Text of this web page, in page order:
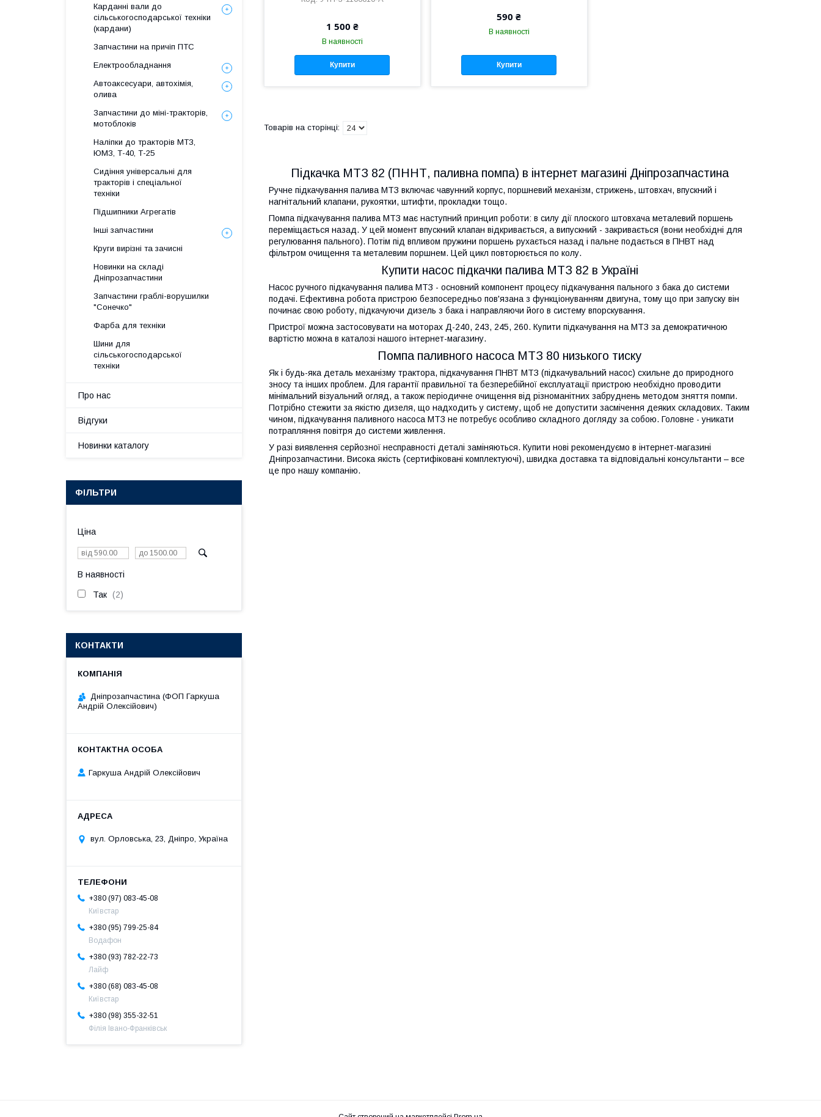
1 500 ₴
В наявності
Купити
590 ₴
В наявності
Купити
Підкачка МТЗ 82 (ПННТ, паливна помпа) в інтернет магазині Дніпрозапчастина
Ручне підкачування палива МТЗ включає чавунний корпус, поршневий механізм, стрижень, штовхач, впускний і
нагнітальний клапани, рукоятки, штифти, прокладки тощо.
Помпа підкачування палива МТЗ має наступний принцип роботи: в силу дії плоского штовхача металевий поршень
переміщається назад. У цей момент впускний клапан відкривається, а випускний - закривається (вони необхідні для
регулювання пального). Потім під впливом пружини поршень рухається назад і пальне подається в ПНВТ над
фільтром очищення та металевим поршнем. Цей цикл повторюється по колу.
Купити насос підкачки палива МТЗ 82 в Україні
Насос ручного підкачування палива МТЗ - основний компонент процесу підкачування пального з бака до системи
подачі. Ефективна робота пристрою безпосередньо пов'язана з функціонуванням двигуна, тому що при запуску він
починає свою роботу, підкачуючи дизель з бака і направляючи його в систему впорскування.
Пристрої можна застосовувати на моторах Д-240, 243, 245, 260. Купити підкачування на МТЗ за демократичною
вартістю можна в каталозі нашого інтернет-магазину.
Помпа паливного насоса МТЗ 80 низького тиску
Як і будь-яка деталь механізму трактора, підкачування ПНВТ МТЗ (підкачувальний насос) схильне до природного
зносу та інших проблем. Для гарантії правильної та безперебійної експлуатації пристрою необхідно проводити
мінімальний візуальний огляд, а також періодичне очищення від різноманітних забруднень методом зняття помпи.
Потрібно стежити за якістю дизеля, що надходить у систему, щоб не допустити засмічення деяких складових. Таким
чином, підкачування паливного насоса МТЗ не потребує особливо складного догляду за собою. Головне - уникати
потрапляння повітря до системи живлення.
У разі виявлення серйозної несправності деталі заміняються. Купити нові рекомендуємо в інтернет-магазині
Дніпрозапчастини. Висока якість (сертифіковані комплектуючі), швидка доставка та відповідальні консультанти – все
це про нашу компанію.
Карданні вали до
сільськогосподарської техніки
(кардани)
Запчастини на причіп ПТС
Електрообладнання
Автоаксесуари, автохімія,
олива
Запчастини до міні-тракторів,
мотоблоків
Наліпки до тракторів МТЗ,
ЮМЗ, Т-40, Т-25
Сидіння універсальні для
тракторів і спеціальної
техніки
Підшипники Агрегатів
Інші запчастини
Круги вирізні та зачисні
Новинки на складі
Дніпрозапчастини
Запчастини граблі-ворушилки
"Сонечко"
Фарба для техніки
Шини для
сільськогосподарської
техніки
Про нас
Відгуки
Новинки каталогу
ФІЛЬТРИ
Ціна
В наявності
Так 2
КОНТАКТИ
Дніпрозапчастина (ФОП Гаркуша
Андрій Олексійович)
Гаркуша Андрій Олексійович
вул. Орловська, 23, Дніпро, Україна
+380 (97) 083-45-08
Київстар
+380 (95) 799-25-84
Водафон
+380 (93) 782-22-73
Лайф
+380 (68) 083-45-08
Київстар
+380 (98) 355-32-51
Філія Івано-Франківськ